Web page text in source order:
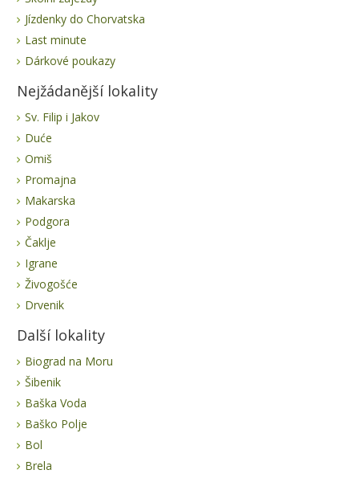
Jízdenky do Chorvatska
Last minute
Dárkové poukazy
Nejžádanější lokality
Sv. Filip i Jakov
Duće
Omiš
Promajna
Makarska
Podgora
Čaklje
Igrane
Živogošće
Drvenik
Další lokality
Biograd na Moru
Šibenik
Baška Voda
Baško Polje
Bol
Brela